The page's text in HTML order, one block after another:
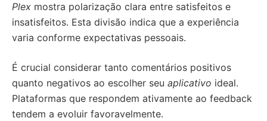
Plex mostra polarização clara entre satisfeitos e
insatisfeitos. Esta divisão indica que a experiência
varia conforme expectativas pessoais.
É crucial considerar tanto comentários positivos
quanto negativos ao escolher seu aplicativo ideal.
Plataformas que respondem ativamente ao feedback
tendem a evoluir favoravelmente.